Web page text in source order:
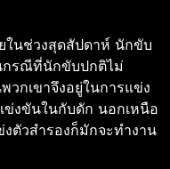
นช่วงสุดสัปดาห์ นักขับ
กรณีที่นักขับปกติไม่
วกเขาจึงอยู่ในการแข่ง
งขันในกับดัก นอกเหนือ
ตัวสํารองก็มักจะทํางาน